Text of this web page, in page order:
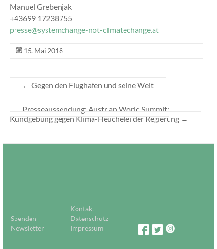
Manuel Grebenjak
+43699 17238755
presse@systemchange-not-climatechange.at
15. Mai 2018
← Gegen den Flughafen und seine Welt
Presseaussendung: Austrian World Summit:
Kundgebung gegen Klima-Heuchelei der Regierung →
Kontakt
Spenden
Datenschutz
Newsletter
Impressum